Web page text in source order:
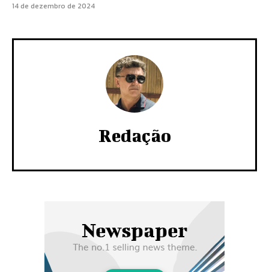
14 de dezembro de 2024
Redação